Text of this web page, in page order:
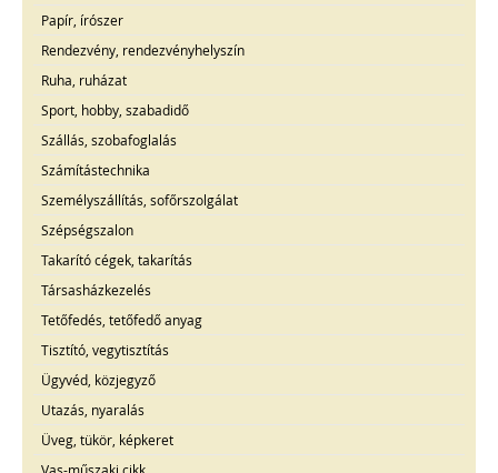
Papír, írószer
Rendezvény, rendezvényhelyszín
Ruha, ruházat
Sport, hobby, szabadidő
Szállás, szobafoglalás
Számítástechnika
Személyszállítás, sofőrszolgálat
Szépségszalon
Takarító cégek, takarítás
Társasházkezelés
Tetőfedés, tetőfedő anyag
Tisztító, vegytisztítás
Ügyvéd, közjegyző
Utazás, nyaralás
Üveg, tükör, képkeret
Vas-műszaki cikk